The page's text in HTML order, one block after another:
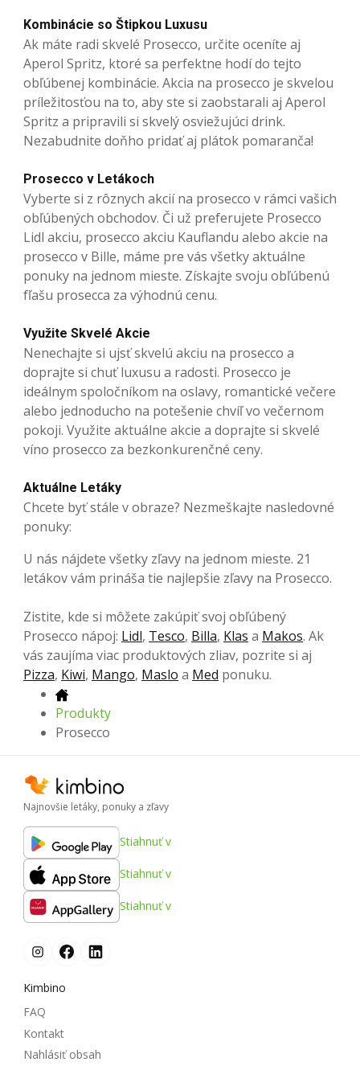
Kombinácie so Štipkou Luxusu
Ak máte radi skvelé Prosecco, určite oceníte aj
Aperol Spritz, ktoré sa perfektne hodí do tejto
obľúbenej kombinácie. Akcia na prosecco je skvelou
príležitosťou na to, aby ste si zaobstarali aj Aperol
Spritz a pripravili si skvelý osviežujúci drink.
Nezabudnite doňho pridať aj plátok pomaranča!
Prosecco v Letákoch
Vyberte si z rôznych akcií na prosecco v rámci vašich
obľúbených obchodov. Či už preferujete Prosecco
Lidl akciu, prosecco akciu Kauflandu alebo akcie na
prosecco v Bille, máme pre vás všetky aktuálne
ponuky na jednom mieste. Získajte svoju obľúbenú
fľašu prosecca za výhodnú cenu.
Využite Skvelé Akcie
Nenechajte si ujsť skvelú akciu na prosecco a
doprajte si chuť luxusu a radosti. Prosecco je
ideálnym spoločníkom na oslavy, romantické večere
alebo jednoducho na potešenie chvíľ vo večernom
pokoji. Využite aktuálne akcie a doprajte si skvelé
víno prosecco za bezkonkurenčné ceny.
Aktuálne Letáky
Chcete byť stále v obraze? Nezmeškajte nasledovné
ponuky:
U nás nájdete všetky zľavy na jednom mieste. 21
letákov vám prináša tie najlepšie zľavy na Prosecco.
Zistite, kde si môžete zakúpiť svoj obľúbený
Prosecco nápoj: Lidl, Tesco, Billa, Klas a Makos. Ak
vás zaujíma viac produktových zliav, pozrite si aj
Pizza, Kiwi, Mango, Maslo a Med ponuku.
Produkty
Prosecco
Najnovšie letáky, ponuky a zľavy
Stiahnuť v
Stiahnuť v
Stiahnuť v
Kimbino
FAQ
Kontakt
Nahlásiť obsah